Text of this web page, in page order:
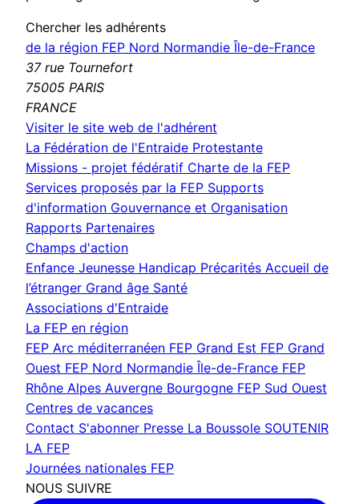
Chercher les adhérents
de la région FEP Nord Normandie Île-de-France
37 rue Tournefort
75005 PARIS
FRANCE
Visiter le site web de l'adhérent
fenêtre)
La Fédération de l'Entraide Protestante
Missions - projet fédératif Charte de la FEP
Services proposés par la FEP Supports
d'information Gouvernance et Organisation
Rapports Partenaires
Champs d'action
Enfance Jeunesse Handicap Précarités Accueil de
l’étranger Grand âge Santé
Associations d'Entraide
La FEP en région
FEP Arc méditerranéen FEP Grand Est FEP Grand
Ouest FEP Nord Normandie Île-de-France FEP
Rhône Alpes Auvergne Bourgogne FEP Sud Ouest
Centres de vacances
Contact S'abonner Presse La Boussole SOUTENIR
LA FEP
Journées nationales FEP
NOUS SUIVRE